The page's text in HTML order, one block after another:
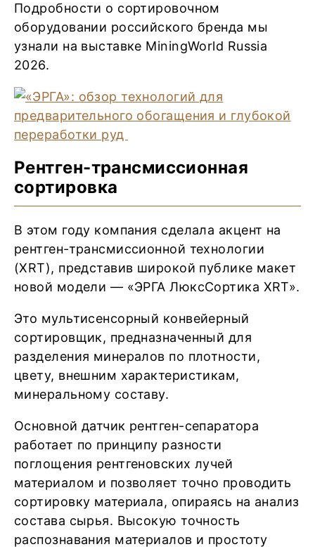
Подробности о сортировочном
оборудовании российского бренда мы
узнали на выставке MiningWorld Russia
2026.
Рентген-трансмиссионная
сортировка
В этом году компания сделала акцент на
рентген-трансмиссионной технологии
(XRT), представив широкой публике макет
новой модели — «ЭРГА ЛюксСортика XRT».
Это мультисенсорный конвейерный
сортировщик, предназначенный для
разделения минералов по плотности,
цвету, внешним характеристикам,
минеральному составу.
Основной датчик рентген-сепаратора
работает по принципу разности
поглощения рентгеновских лучей
материалом и позволяет точно проводить
сортировку материала, опираясь на анализ
состава сырья. Высокую точность
распознавания материалов и простоту